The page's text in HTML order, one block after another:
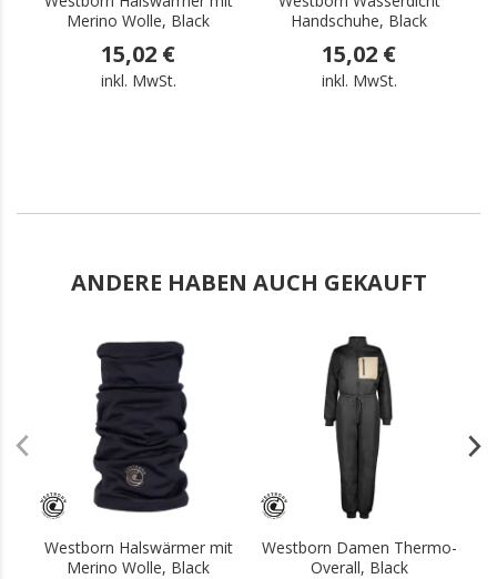
Merino Wolle, Black
15,02 €
inkl. MwSt.
Handschuhe, Black
15,02 €
inkl. MwSt.
ANDERE HABEN AUCH GEKAUFT
Westborn Halswärmer mit
Merino Wolle, Black
Westborn Damen Thermo-
Overall, Black